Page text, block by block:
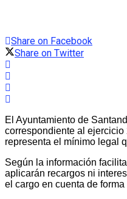
Share on Facebook
Share on Twitter
El Ayuntamiento de
correspondiente al
representa el mínimo legal
Según la información
aplicarán recargos ni
el cargo en cuenta de